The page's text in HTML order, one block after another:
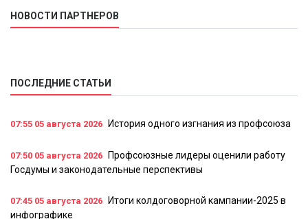
НОВОСТИ ПАРТНЕРОВ
ПОСЛЕДНИЕ СТАТЬИ
07:55 05 августа 2026 История одного изгнания из профсоюза
07:50 05 августа 2026
Профсоюзные лидеры оценили работу
Госдумы и законодательные перспективы
07:45 05 августа 2026
Итоги колдоговорной кампании-2025 в
инфографике